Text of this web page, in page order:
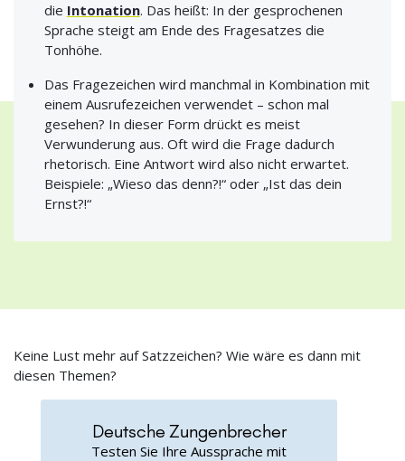
die Intonation. Das heißt: In der gesprochenen
Sprache steigt am Ende des Fragesatzes die
Tonhöhe.
Das Fragezeichen wird manchmal in Kombination mit
einem Ausrufezeichen verwendet – schon mal
gesehen? In dieser Form drückt es meist
Verwunderung aus. Oft wird die Frage dadurch
rhetorisch. Eine Antwort wird also nicht erwartet.
Beispiele: „Wieso das denn?!“ oder „Ist das dein
Ernst?!“
Keine Lust mehr auf Satzzeichen? Wie wäre es dann mit
diesen Themen?
Deutsche Zungenbrecher
Testen Sie Ihre Aussprache mit